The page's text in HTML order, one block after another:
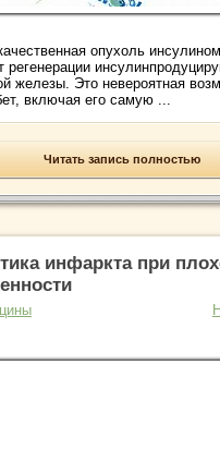
опухоль
регенерации
железы. Это невероятная
включая его самую ...
Читать запись полностью
инфаркта при